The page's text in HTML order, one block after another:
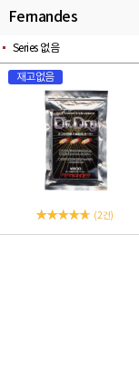
Fernandes
Series 없음
재고없음
(2 건)